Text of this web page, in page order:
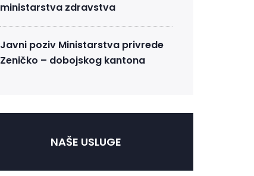
ministarstva zdravstva
Javni poziv Ministarstva privrede
Zeničko – dobojskog kantona
NAŠE USLUGE